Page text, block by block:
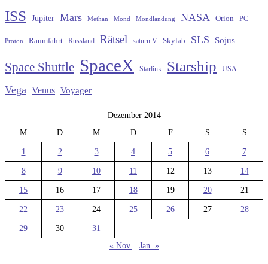
ISS Jupiter Mars Methan Mond Mondlandung NASA Orion PC
Proton Raumfahrt Russland Rätsel saturn V Skylab SLS Sojus
Space Shuttle SpaceX Starlink Starship USA
Vega Venus Voyager
Dezember 2014
M
D M D F S S
1 2 3 4 5 6 7
8 9 10 11 12 13 14
15 16 17 18 19 20 21
22 23 24 25 26 27 28
29 30
31
« Nov.
Jan. »